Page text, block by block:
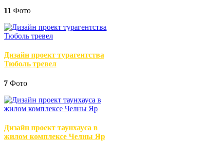
11 Фото
Дизайн проект турагентства
Тюболь тревел
7 Фото
Дизайн проект таунхауса в
жилом комплексе Челны Яр